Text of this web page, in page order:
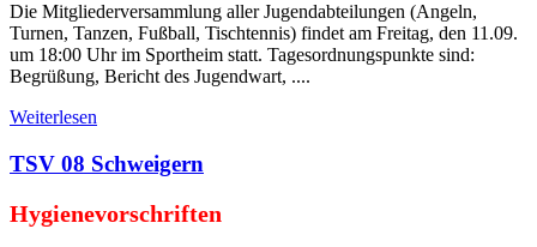
Die Mitgliederversammlung aller Jugendabteilungen (Angeln,
Turnen, Tanzen, Fußball, Tischtennis) findet am Freitag, den 11.09.
um 18:00 Uhr im Sportheim statt. Tagesordnungspunkte sind:
Begrüßung, Bericht des Jugendwart, ....
Weiterlesen
TSV 08 Schweigern
Hygienevorschriften